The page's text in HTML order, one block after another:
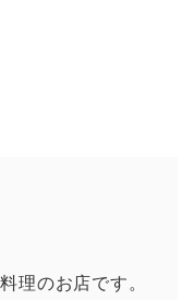
理のお店です。